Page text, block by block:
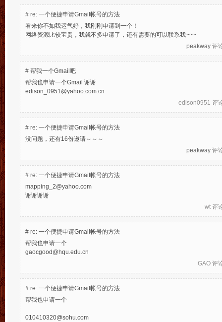
# re: 一个便捷申请Gmail帐号的方法
看来你不如我运气好，我刚刚申请到一个！
网络资源比较宝贵，我就不多申请了，还有需要的可以联系我~~~
peakway 评
# 帮我一个Gmail吧
帮我也申请一个Gmail 谢谢
edison_0951@yahoo.com.cn
edison0951 评
# re: 一个便捷申请Gmail帐号的方法
没问题，还有16份邀请～～～
peakway 评
# re: 一个便捷申请Gmail帐号的方法
mapping_2@yahoo.com
谢谢谢谢
wt 评
# re: 一个便捷申请Gmail帐号的方法
帮我也申请一个
gaocgood@hqu.edu.cn
GAO 评
# re: 一个便捷申请Gmail帐号的方法
帮我也申请一个
010410320@sohu.com